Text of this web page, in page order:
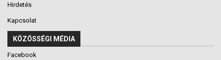
Hirdetés
Kapcsolat
KÖZÖSSÉGI MÉDIA
Facebook